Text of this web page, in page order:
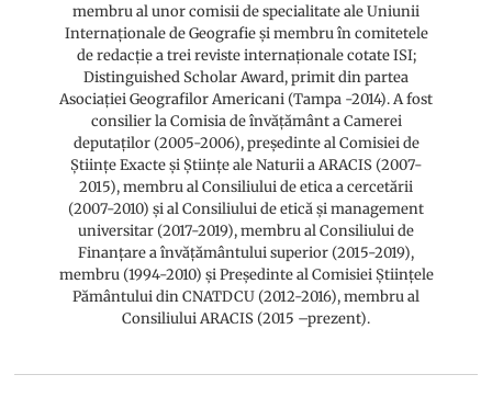
membru al unor comisii de specialitate ale Uniunii
Internaționale de Geografie și membru în comitetele
de redacție a trei reviste internaționale cotate ISI;
Distinguished Scholar Award, primit din partea
Asociației Geografilor Americani (Tampa -2014). A fost
consilier la Comisia de învățământ a Camerei
deputaților (2005-2006), președinte al Comisiei de
Științe Exacte și Științe ale Naturii a ARACIS (2007-
2015), membru al Consiliului de etica a cercetării
(2007-2010) și al Consiliului de etică și management
universitar (2017-2019), membru al Consiliului de
Finanțare a învățământului superior (2015-2019),
membru (1994-2010) și Președinte al Comisiei Științele
Pământului din CNATDCU (2012-2016), membru al
Consiliului ARACIS (2015 –prezent).